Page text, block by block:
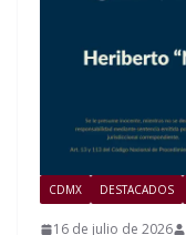
CDMX DESTACADOS
16 de julio de 2026